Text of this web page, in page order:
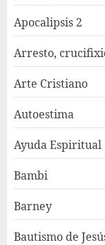
Apocalipsis 2
Arresto,
Arte Cristiano
Autoestima
Ayuda Espiritual
Bambi
Barney
Bautismo de